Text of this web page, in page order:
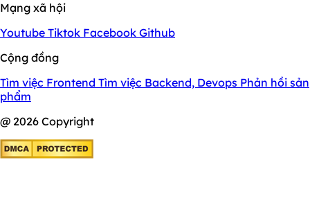
Mạng xã hội
Youtube Tiktok Facebook Github
Cộng đồng
Tìm việc Frontend Tìm việc Backend, Devops Phản hồi sản
phẩm
@ 2026 Copyright